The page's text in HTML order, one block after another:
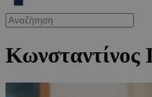
Κωνσταντίνος